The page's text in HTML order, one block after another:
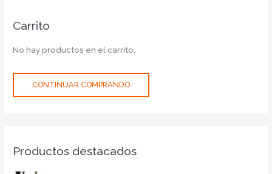
Carrito
No hay productos en el carrito.
CONTINUAR COMPRANDO
Productos destacados